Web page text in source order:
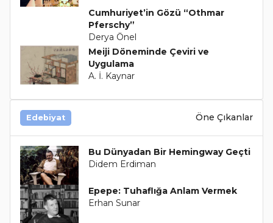
Cumhuriyet’in Gözü “Othmar
Pferschy”
Derya Önel
Meiji Döneminde Çeviri ve
Uygulama
A. İ. Kaynar
Edebiyat Öne Çıkanlar
Bu Dünyadan Bir Hemingway Geçti
Didem Erdiman
Epepe: Tuhaflığa Anlam Vermek
Erhan Sunar